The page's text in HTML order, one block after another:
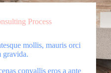
Process
mollis, mauris orci
gravida.
convallis eros a ante